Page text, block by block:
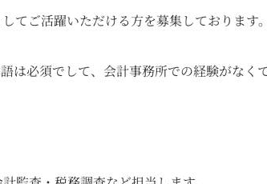
てご活躍いただける方を募集しております。
は必須でして、会計事務所での経験がな